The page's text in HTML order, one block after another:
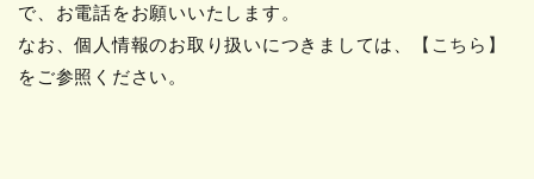
で、お電話をお願いいたします。
なお、個人情報のお取り扱いにつきましては、
【こちら】
をご参照ください。